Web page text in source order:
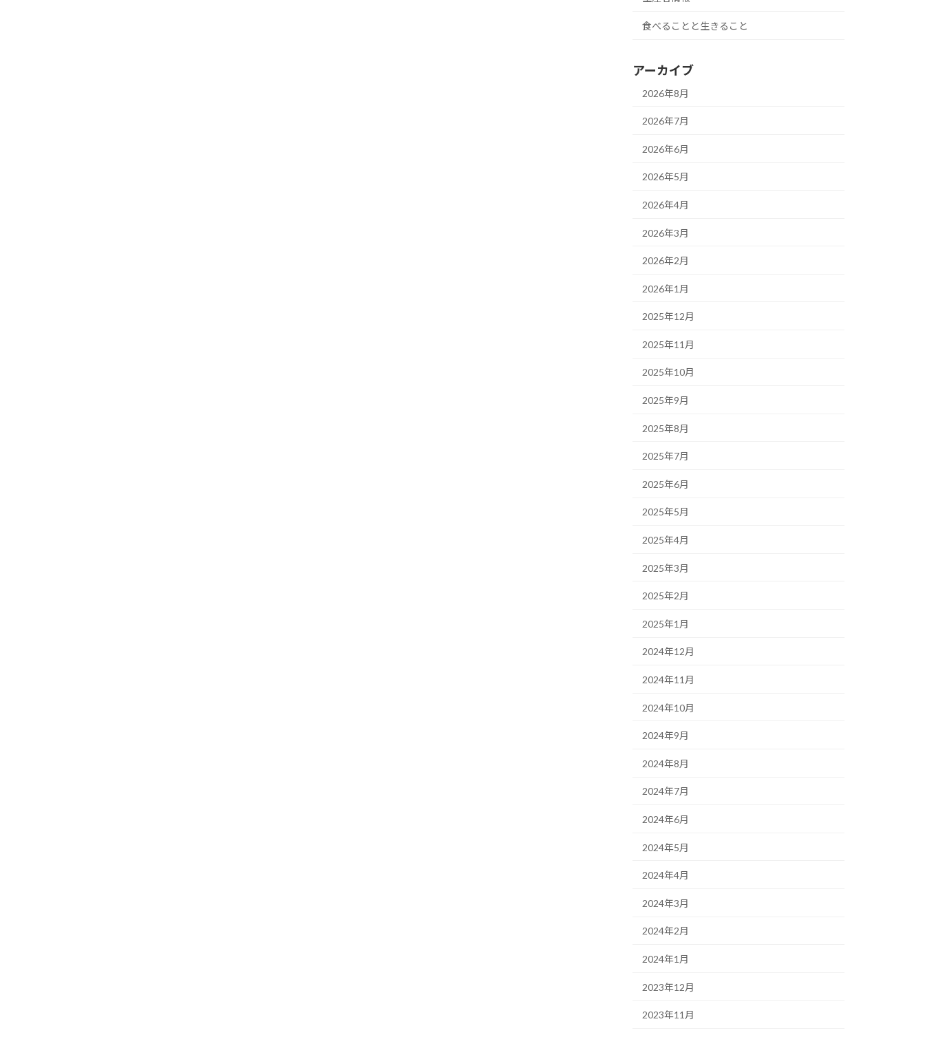
食べることと生きること
アーカイブ
2026年8月
2026年7月
2026年6月
2026年5月
2026年4月
2026年3月
2026年2月
2026年1月
2025年12月
2025年11月
2025年10月
2025年9月
2025年8月
2025年7月
2025年6月
2025年5月
2025年4月
2025年3月
2025年2月
2025年1月
2024年12月
2024年11月
2024年10月
2024年9月
2024年8月
2024年7月
2024年6月
2024年5月
2024年4月
2024年3月
2024年2月
2024年1月
2023年12月
2023年11月